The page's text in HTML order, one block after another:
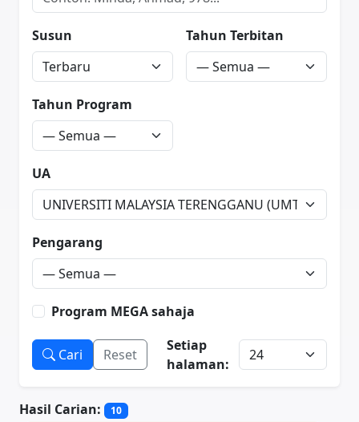
Susun Tahun Terbitan
Tahun Program
UA
Pengarang
Program MEGA sahaja
Cari Reset
Setiap
halaman:
Hasil Carian:
10